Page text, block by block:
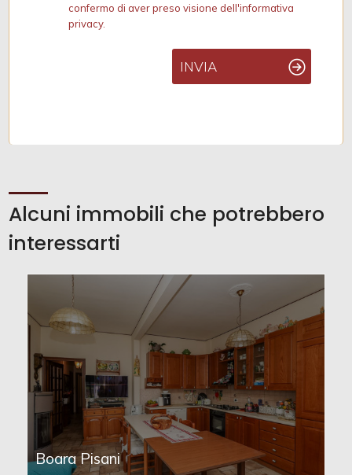
confermo di aver preso visione dell'informativa
privacy.
INVIA
Alcuni immobili che potrebbero
interessarti
Boara Pisani